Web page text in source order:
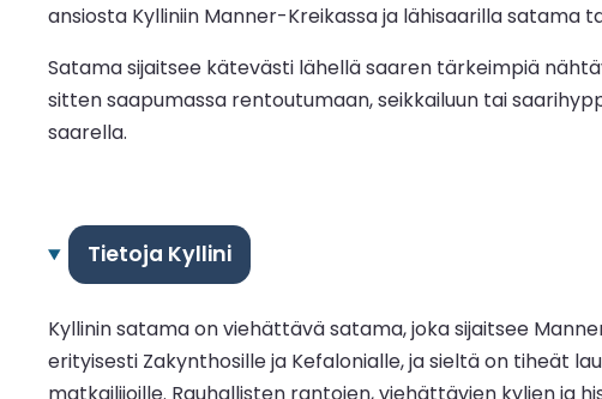
ansiosta Kylliniin Manner-Kreikassa ja lähisaarilla
Satama sijaitsee kätevästi lähellä saaren tärkeimpiä
sitten saapumassa rentoutumaan, seikkailuun tai
saarella.
Tietoja Kyllini
Kyllinin satama on viehättävä satama, joka sijaitsee
erityisesti Zakynthosille ja Kefalonialle, ja sieltä on tiheät